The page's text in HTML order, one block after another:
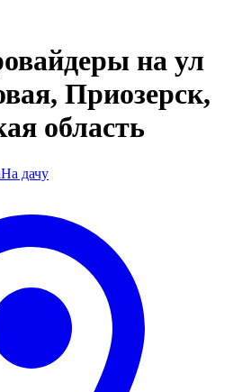
на ул
Приозерск,
область
На дачу